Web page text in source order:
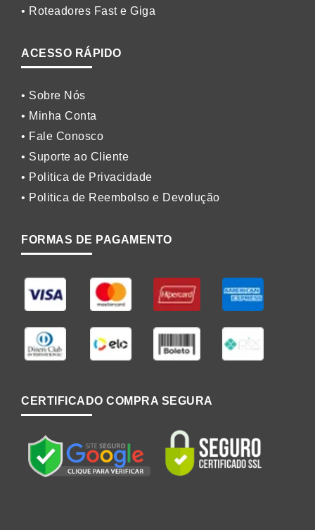
• Roteadores Fast e Giga
ACESSO RÁPIDO
• Sobre Nós
• Minha Conta
• Fale Conosco
• Suporte ao Cliente
• Politica de Privacidade
• Politica de Reembolso e Devolução
FORMAS DE PAGAMENTO
CERTIFICADO COMPRA SEGURA